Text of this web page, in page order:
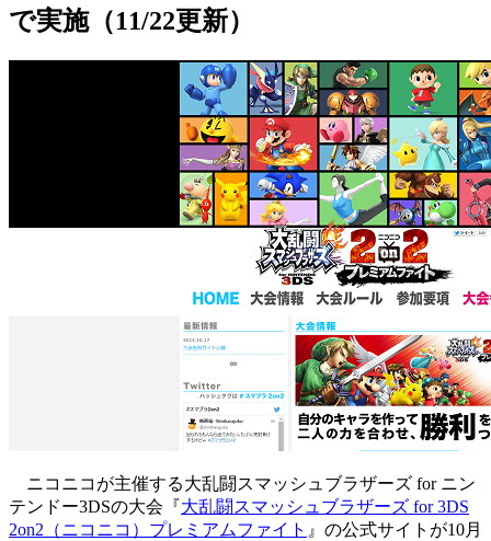
で実施（11/22更新）
ニコニコが主催する大乱闘スマッシュブラザーズ for ニン
テンドー3DSの大会『大乱闘スマッシュブラザーズ for 3DS
2on2（ニコニコ）プレミアムファイト 』の公式サイトが10月